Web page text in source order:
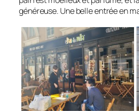
généreuse. Une belle entrée en